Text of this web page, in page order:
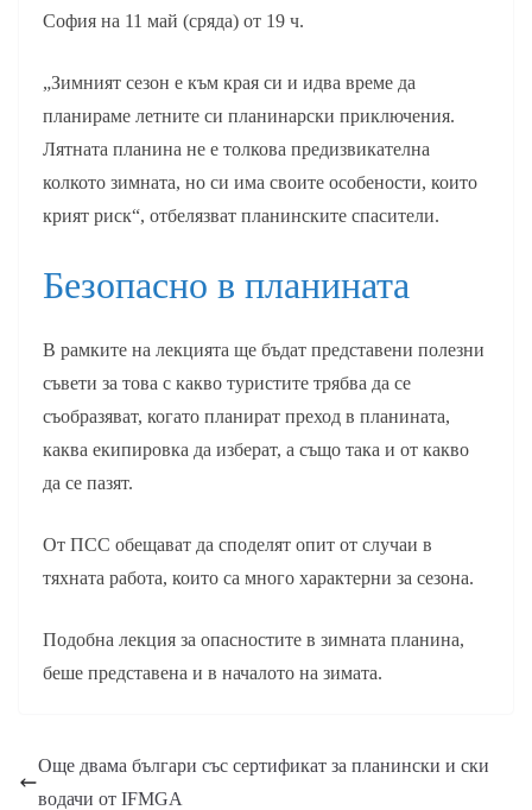
София на 11 май (сряда) от 19 ч.
„Зимният сезон е към края си и идва време да
планираме летните си планинарски приключения.
Лятната планина не е толкова предизвикателна
колкото зимната, но си има своите особености, които
крият риск“, отбелязват планинските спасители.
Безопасно в планината
В рамките на лекцията ще бъдат представени полезни
съвети за това с какво туристите трябва да се
съобразяват, когато планират преход в планината,
каква екипировка да изберат, а също така и от какво
да се пазят.
От ПСС обещават да споделят опит от случаи в
тяхната работа, които са много характерни за сезона.
Подобна лекция за опасностите в зимната планина,
беше представена и в началото на зимата.
Още двама българи със сертификат за планински и ски
водачи от IFMGA